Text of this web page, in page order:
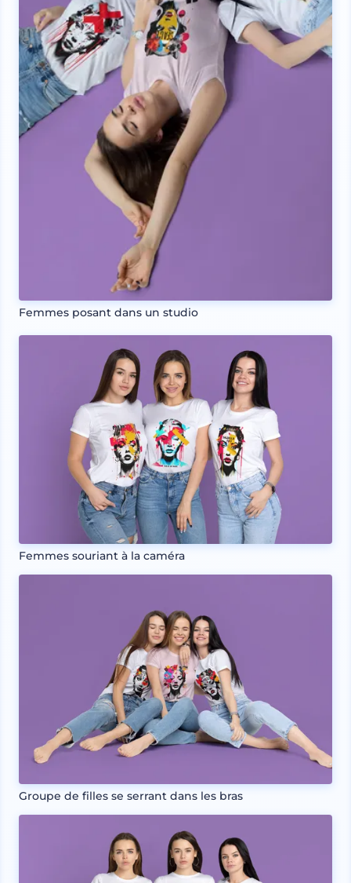
Femmes posant dans un studio
Femmes souriant à la caméra
Groupe de filles se serrant dans les bras